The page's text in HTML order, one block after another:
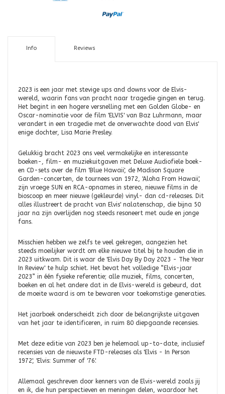
Info Reviews
2023 is een jaar met stevige ups and downs voor de Elvis-
wereld, waarin fans van pracht naar tragedie gingen en terug.
Het begint in een hogere versnelling met een Golden Globe- en
Oscar-nominatie voor de film 'ELVIS' van Baz Luhrmann, maar
verandert in een tragedie met de onverwachte dood van Elvis'
enige dochter, Lisa Marie Presley.
Gelukkig bracht 2023 ons veel vermakelijke en interessante
boeken-, film- en muziekuitgaven met Deluxe Audiofiele boek-
en CD-sets over de film 'Blue Hawaii', de Madison Square
Garden-concerten, de tournees van 1972, 'Aloha From Hawaii',
zijn vroege SUN en RCA-opnames in stereo, nieuwe films in de
bioscoop en meer nieuwe (gekleurde) vinyl- dan cd-releases. Dit
alles illustreert de pracht van Elvis' nalatenschap, die bijna 50
jaar na zijn overlijden nog steeds resoneert met oude en jonge
fans.
Misschien hebben we zelfs te veel gekregen, aangezien het
steeds moeilijker wordt om elke nieuwe titel bij te houden die in
2023 uitkwam. Dit is waar de 'Elvis Day By Day 2023 - The Year
In Review' te hulp schiet. Het bevat het volledige “Elvis-jaar
2023” in één fysieke referentie; alle muziek, films, concerten,
boeken en al het andere dat in de Elvis-wereld is gebeurd, dat
de moeite waard is om te bewaren voor toekomstige generaties.
Het jaarboek onderscheidt zich door de belangrijkste uitgaven
van het jaar te identificeren, in ruim 80 diepgaande recensies.
Met deze editie van 2023 ben je helemaal up-to-date, inclusief
recensies van de nieuwste FTD-releases als 'Elvis - In Person
1972', 'Elvis: Summer of '76'.
Allemaal geschreven door kenners van de Elvis-wereld zoals jij
en ik, die hun perspectieven en meningen delen, waardoor het